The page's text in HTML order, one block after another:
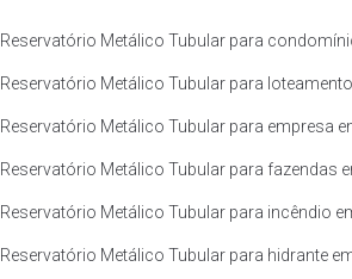
Reservatório Metálico Tubular para
Reservatório Metálico Tubular para
Reservatório Metálico Tubular para empresa
Reservatório Metálico Tubular para fazendas
Reservatório Metálico Tubular para incêndio
Reservatório Metálico Tubular para hidrante